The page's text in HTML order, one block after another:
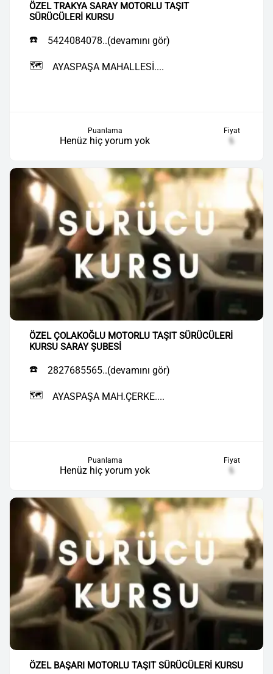
ÖZEL TRAKYA SARAY MOTORLU TAŞIT
SÜRÜCÜLERİ KURSU
☎️ 5424084078..(devamını gör)
🗺️ AYASPAŞA MAHALLESİ....
Puanlama
Henüz hiç yorum yok
Fiyat
₺
ÖZEL ÇOLAKOĞLU MOTORLU TAŞIT SÜRÜCÜLERİ
KURSU SARAY ŞUBESİ
☎️ 2827685565..(devamını gör)
🗺️ AYASPAŞA MAH.ÇERKE....
Puanlama
Henüz hiç yorum yok
Fiyat
₺
ÖZEL BAŞARI MOTORLU TAŞIT SÜRÜCÜLERİ KURSU